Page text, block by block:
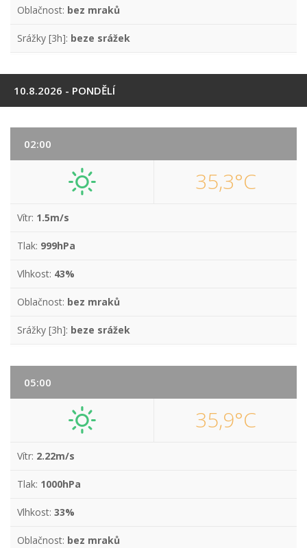
Oblačnost: bez mraků
Srážky [3h]: beze srážek
10.8.2026 - PONDĚLÍ
02:00
35,3°C
Vítr: 1.5m/s
Tlak: 999hPa
Vlhkost: 43%
Oblačnost: bez mraků
Srážky [3h]: beze srážek
05:00
35,9°C
Vítr: 2.22m/s
Tlak: 1000hPa
Vlhkost: 33%
Oblačnost: bez mraků